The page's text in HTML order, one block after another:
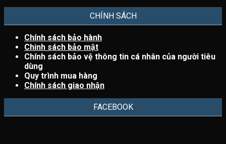
CHÍNH SÁCH
Chính sách bảo hành
Chinh sách bảo mật
Chính sách bảo vệ thông tin cá nhân của người tiêu
dùng
Quy trình mua hàng
Chính sách giao nhận
FACEBOOK